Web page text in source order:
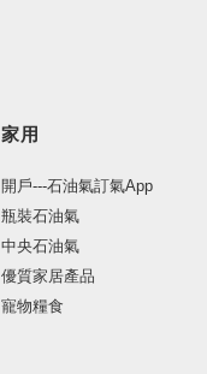
家用
開戶---石油氣訂氣App
瓶裝石油氣
中央石油氣
優質家居產品
寵物糧食